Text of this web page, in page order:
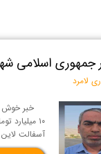
جمهوری اسلامی
لامرد
۱۰
آسفالت